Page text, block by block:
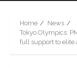
Home
News
Tokyo Olympics:
full support to elite